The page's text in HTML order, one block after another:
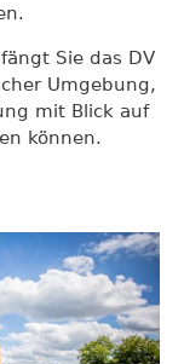
Sie das DV
Umgebung,
mit Blick auf
können.